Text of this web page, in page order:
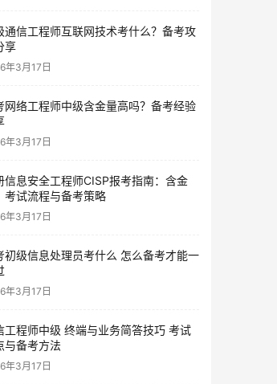
通信工程师互联网技术考什么？备考攻
享
年3月17日
网络工程师中级含金量高吗？备考经验
年3月17日
信息安全工程师CISP报考指南：含金
考试流程与备考策略
年3月17日
初级信息处理员考什么 怎么备考才能一
年3月17日
工程师中级 终端与业务简答技巧 考试
与备考方法
年3月17日